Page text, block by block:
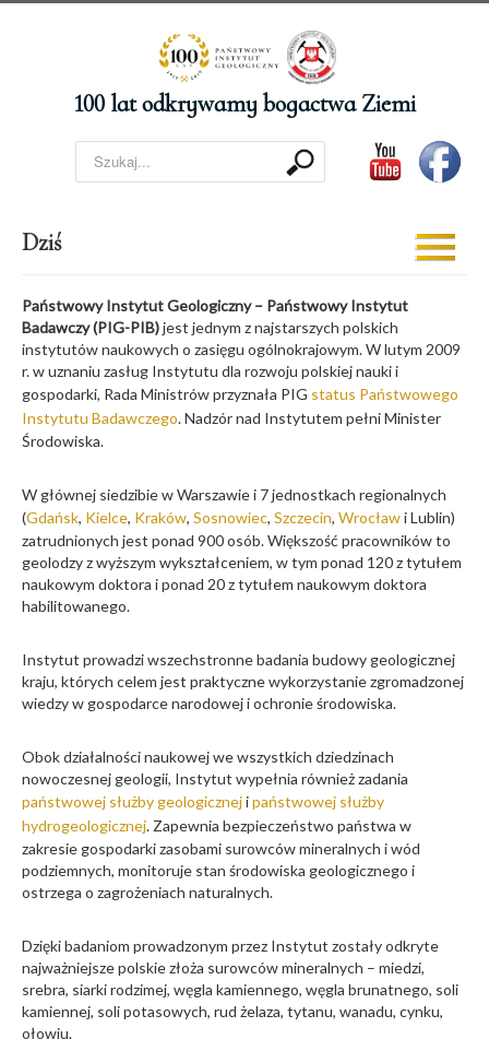
100 lat odkrywamy bogactwa Ziemi
Szukaj...
Toggle
Dziś
Państwowy Instytut Geologiczny – Państwowy Instytut
Badawczy (PIG-PIB)jest jednym z najstarszych polskich
instytutów naukowych o zasięgu ogólnokrajowym. W lutym 2009
r. w uznaniu zasług Instytutu dla rozwoju polskiej nauki i
gospodarki, Rada Ministrów przyznała PIG status Państwowego
Instytutu Badawczego. Nadzór nad Instytutem pełni Minister
Środowiska.
W głównej siedzibie w Warszawie i 7 jednostkach regionalnych
(Gdańsk, Kielce, Kraków, Sosnowiec, Szczecin, Wrocławi Lublin)
zatrudnionych jest ponad 900 osób. Większość pracowników to
geolodzy z wyższym wykształceniem, w tym ponad 120 z tytułem
naukowym doktora i ponad 20 z tytułem naukowym doktora
habilitowanego.
Instytut prowadzi wszechstronne badania budowy geologicznej
kraju, których celem jest praktyczne wykorzystanie zgromadzonej
wiedzy w gospodarce narodowej i ochronie środowiska.
Obok działalności naukowej we wszystkich dziedzinach
nowoczesnej geologii, Instytut wypełnia również zadania
państwowej służby geologicznejipaństwowej służby
hydrogeologicznej. Zapewnia bezpieczeństwo państwa w
zakresie gospodarki zasobami surowców mineralnych i wód
podziemnych, monitoruje stan środowiska geologicznego i
ostrzega o zagrożeniach naturalnych.
Dzięki badaniom prowadzonym przez Instytut zostały odkryte
najważniejsze polskie złoża surowców mineralnych – miedzi,
srebra, siarki rodzimej, węgla kamiennego, węgla brunatnego, soli
kamiennej, soli potasowych, rud żelaza, tytanu, wanadu, cynku,
ołowiu.
AKTUALNOŚCI
KALENDARIUM
100 NAJ ...
PATRONAT
NARODOWY
PATRONATY
MEDIALNE
HONOROWY
KONTAKT